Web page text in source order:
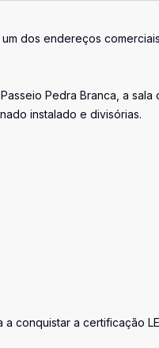
dos endereços
Pedra Branca, a
instalado e divisórias.
conquistar a certificação